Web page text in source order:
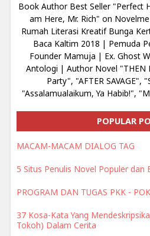
Book Author Best Seller "Perfect
am Here, Mr. Rich" on
Rumah Literasi Kreatif Bunga
Baca Kaltim 2018 | Pemuda
Founder Mamuja | Ex. Ghost
Antologi | Author Novel "THEN
Party", "AFTER SAVAGE",
"Assalamualaikum, Ya Habib!",
POPULAR
MACAM-MACAM DIALOG TAG
5 Situs Penulis Novel Populer dan
PROGRAM DAN TUGAS PKK -
37 Kosa-Kata Yang
Tokoh) Dalam Cerita